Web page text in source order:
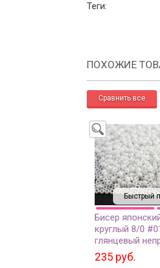
Теги:
ПОХОЖИЕ
Быстрый
Бисер
круглый 8/0
глянцевый
10 грамм
235 руб.